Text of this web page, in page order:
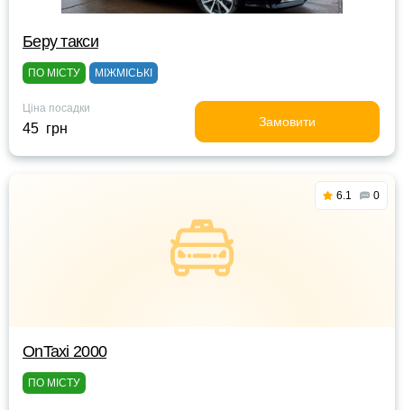
Беру такси
ПО МІСТУ МІЖМІСЬКІ
Ціна посадки
45 грн Замовити
6.1 0
OnTaxi 2000
ПО МІСТУ